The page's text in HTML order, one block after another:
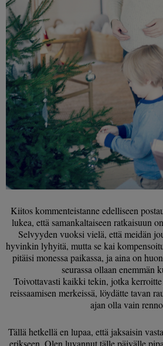
Kiitos kommenteistanne edelliseen
lukea, että samankaltaiseen ratkaisuun
Selvyyden vuoksi vielä, että meidän
hyvinkin lyhyitä, mutta se kai
pitäisi monessa paikassa, ja aina on
seurassa ollaan enemmän
Toivottavasti kaikki tekin, jotka
reissaamisen merkeissä, löydätte tavan
ajan olla vain
Tällä hetkellä en lupaa, että jaksaisin
erikseen. Olen luvannut tälle päivälle